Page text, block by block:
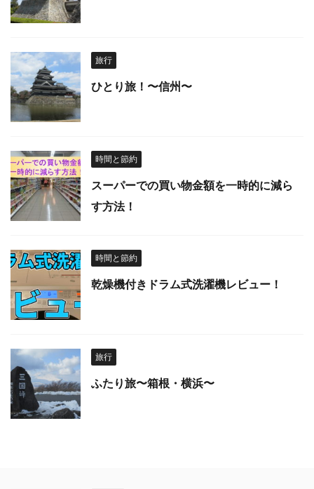
旅行
ひとり旅！〜信州〜
時間と節約
スーパーでの買い物金額を一時的に減ら
す方法！
時間と節約
乾燥機付きドラム式洗濯機レビュー！
旅行
ふたり旅〜箱根・横浜〜